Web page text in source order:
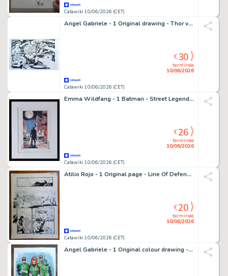
Catawiki 10/06/2026 (CET)
Angel Gabriele - 1 Original drawing - Thor vs Loki
Catawiki 10/06/2026 (CET)
terminée
10/06/2026
€30
Emma Wildfang - 1 Batman - Street Legends – Urban Sumi Edition
Catawiki 10/06/2026 (CET)
terminée
10/06/2026
€26
Atilio Rojo - 1 Original page - Line Of Defense (LOD) - 2014
Catawiki 10/06/2026 (CET)
terminée
10/06/2026
€20
Angel Gabriele - 1 Original colour drawing - Green Lantern Corps